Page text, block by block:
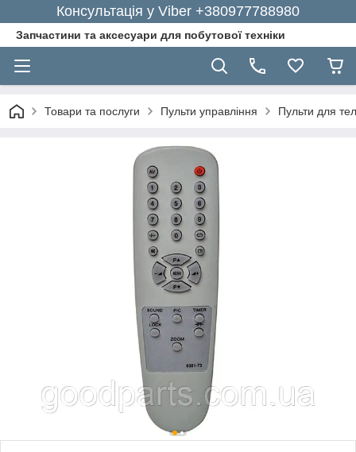
Консультація у Viber +380977788980
Запчастини та аксесуари для побутової техніки
Товари та послуги Пульти управління Пульти для